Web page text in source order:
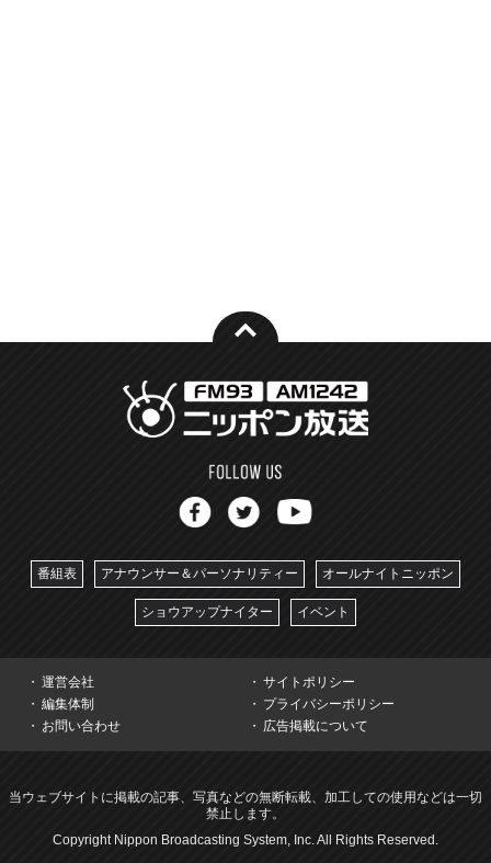
番組表 アナウンサー＆パーソナリティー オールナイトニッポン
ショウアップナイター イベント
運営会社
サイトポリシー
編集体制
プライバシーポリシー
お問い合わせ
広告掲載について
当ウェブサイトに掲載の記事、写真などの無断転載、加工しての使用などは一切
禁止します。
Copyright Nippon Broadcasting System, Inc. All Rights Reserved.